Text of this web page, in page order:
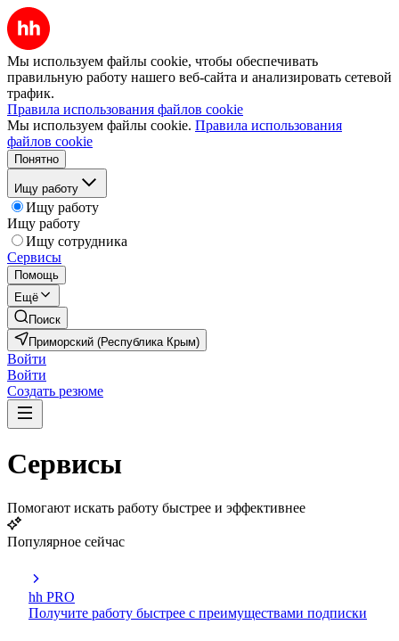
Мы используем файлы cookie, чтобы обеспечивать
правильную работу нашего веб-сайта и анализировать сетевой
трафик.
Правила использования файлов cookie
Мы используем файлы cookie. Правила использования
файлов cookie
Понятно
Ищу работу
Ищу работу
Ищу работу
Ищу сотрудника
Сервисы
Помощь
Ещё
Поиск
Приморский (Республика Крым)
Войти
Войти
Создать резюме
Сервисы
Помогают искать работу быстрее и эффективнее
Популярное сейчас
hh PRO
Получите работу быстрее с преимуществами подписки